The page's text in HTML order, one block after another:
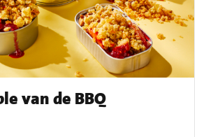
van de BBQ